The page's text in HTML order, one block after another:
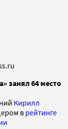
занял 64 место
Кирилл
в рейтинге